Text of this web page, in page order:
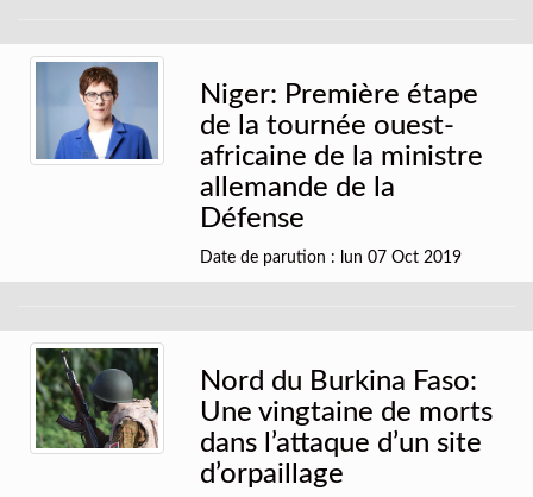
Niger: Première étape
de la tournée ouest-
africaine de la ministre
allemande de la
Défense
Date de parution : lun 07 Oct 2019
Nord du Burkina Faso:
Une vingtaine de morts
dans l’attaque d’un site
d’orpaillage